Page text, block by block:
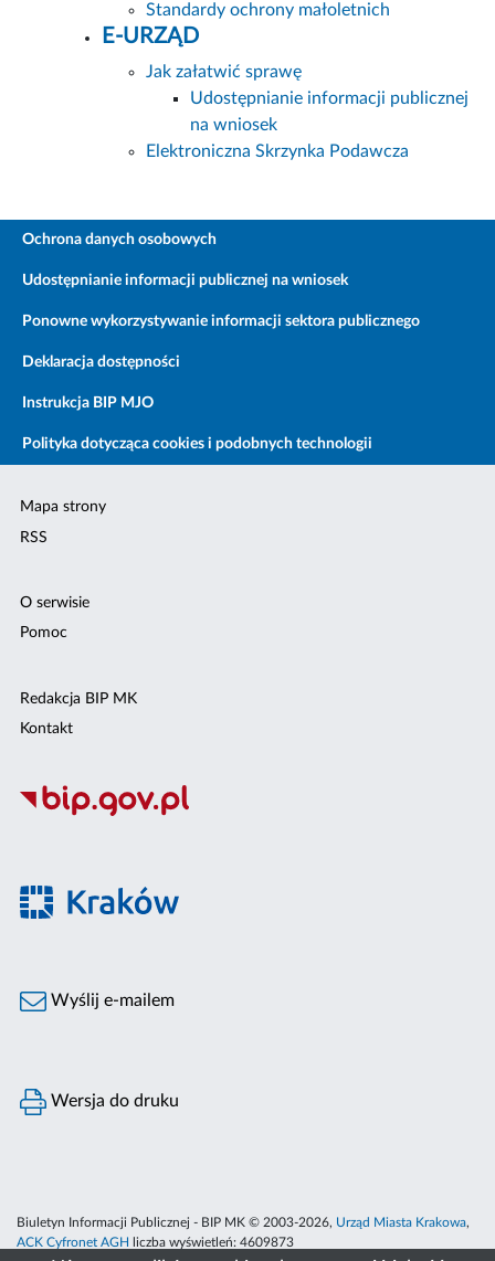
Standardy ochrony małoletnich
E-URZĄD
Jak załatwić sprawę
Udostępnianie informacji publicznej
na wniosek
Elektroniczna Skrzynka Podawcza
Ochrona danych osobowych
Udostępnianie informacji publicznej na wniosek
Ponowne wykorzystywanie informacji sektora publicznego
Deklaracja dostępności
Instrukcja BIP MJO
Polityka dotycząca cookies i podobnych technologii
Mapa strony
RSS
O serwisie
Pomoc
Redakcja BIP MK
Kontakt
Wyślij e-mailem
Wersja do druku
Biuletyn Informacji Publicznej - BIP MK © 2003-2026, Urząd Miasta Krakowa,
ACK Cyfronet AGH
liczba wyświetleń: 4609873